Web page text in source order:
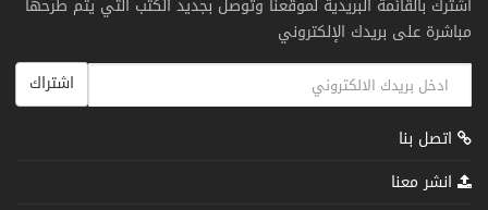
اشترك بالقائمة البريدية لموقعنا وتوصل بجديد الكتب التي يتم طرحها
مباشرة على بريدك الإلكتروني
اشتراك
اتصل بنا
انشر معنا